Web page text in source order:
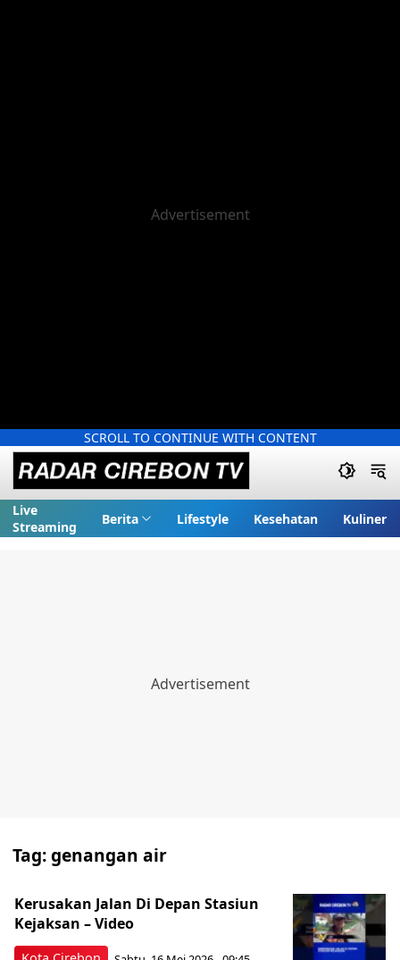
SCROLL TO CONTINUE WITH CONTENT
Live
Streaming
Berita Lifestyle Kesehatan Kuliner
Tag:genangan air
Kerusakan Jalan Di Depan Stasiun
Kejaksan – Video